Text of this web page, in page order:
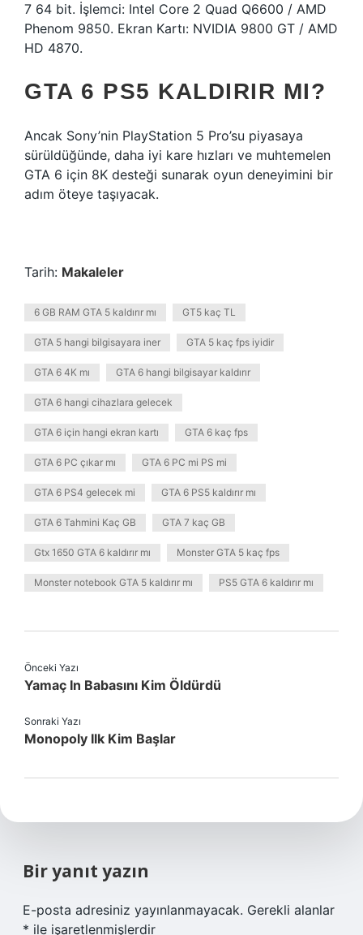
7 64 bit. İşlemci: Intel Core 2 Quad Q6600 / AMD
Phenom 9850. Ekran Kartı: NVIDIA 9800 GT / AMD
HD 4870.
GTA 6 PS5 KALDIRIR MI?
Ancak Sony’nin PlayStation 5 Pro’su piyasaya
sürüldüğünde, daha iyi kare hızları ve muhtemelen
GTA 6 için 8K desteği sunarak oyun deneyimini bir
adım öteye taşıyacak.
Tarih: Makaleler
6 GB RAM GTA 5 kaldırır mı GT5 kaç TL
GTA 5 hangi bilgisayara iner GTA 5 kaç fps iyidir
GTA 6 4K mı GTA 6 hangi bilgisayar kaldırır
GTA 6 hangi cihazlara gelecek
GTA 6 için hangi ekran kartı GTA 6 kaç fps
GTA 6 PC çıkar mı GTA 6 PC mi PS mi
GTA 6 PS4 gelecek mi GTA 6 PS5 kaldırır mı
GTA 6 Tahmini Kaç GB GTA 7 kaç GB
Gtx 1650 GTA 6 kaldırır mı Monster GTA 5 kaç fps
Monster notebook GTA 5 kaldırır mı PS5 GTA 6 kaldırır mı
Önceki Yazı
Yamaç In Babasını Kim Öldürdü
Sonraki Yazı
Monopoly Ilk Kim Başlar
Bir yanıt yazın
E-posta adresiniz yayınlanmayacak. Gerekli alanlar
* ile işaretlenmişlerdir